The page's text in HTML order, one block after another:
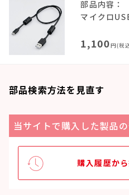
部品内容：
マイクロ
1,100 円(税
部品検索方法を見直す
当サイトで購入した製品
購入履歴か